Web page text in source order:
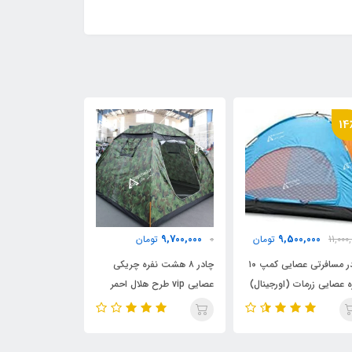
سقف9,500,000 تومان
چادر مسافرتی عصایی کمپ ۱۰
عصایی زرمات (اورجینال)
0
9,700,000 تومان
چادر ۸ هشت نفره چریکی
عصایی vip طرح هلال احمر
دیجی چادر